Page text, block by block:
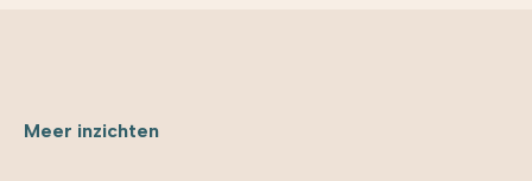
Meer inzichten